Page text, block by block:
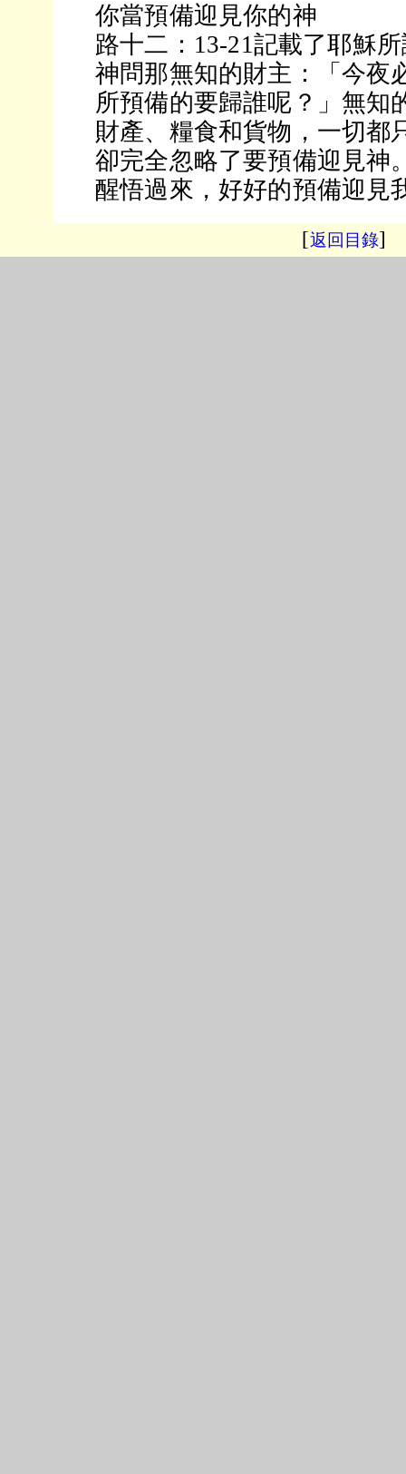
你當預備迎見你的神
路十二：13-21記載了耶穌
神問那無知的財主：「今夜
所預備的要歸誰呢？」無知
財產、糧食和貨物，一切都
卻完全忽略了要預備迎見神
醒悟過來，好好的預備迎見
[返回目錄]